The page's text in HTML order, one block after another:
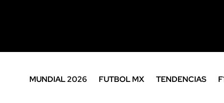
MUNDIAL 2026 FUTBOL MX TENDENCIAS